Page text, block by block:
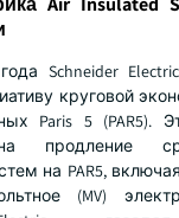
Schneider
круговой
Paris 5 (PAR5).
продление
на PAR5,
(MV)